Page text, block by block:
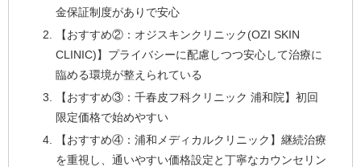
金保証制度がありで安心
【おすすめ②：オジスキンクリニック(OZI SKIN
CLINIC)】プライバシーに配慮しつつ安心して治療に
臨める環境が整えられている
【おすすめ③：千春皮フ科クリニック 浦和院】初回
限定価格で始めやすい
【おすすめ④：浦和メディカルクリニック】継続治療
を重視し、通いやすい価格設定と丁寧なカウンセリン